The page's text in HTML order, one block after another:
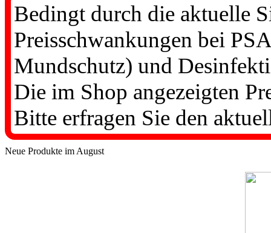
Bedingt durch die aktuelle
Preisschwankungen bei
Mundschutz) und
Die im Shop angezeigten
Bitte erfragen Sie den
Neue Produkte im August